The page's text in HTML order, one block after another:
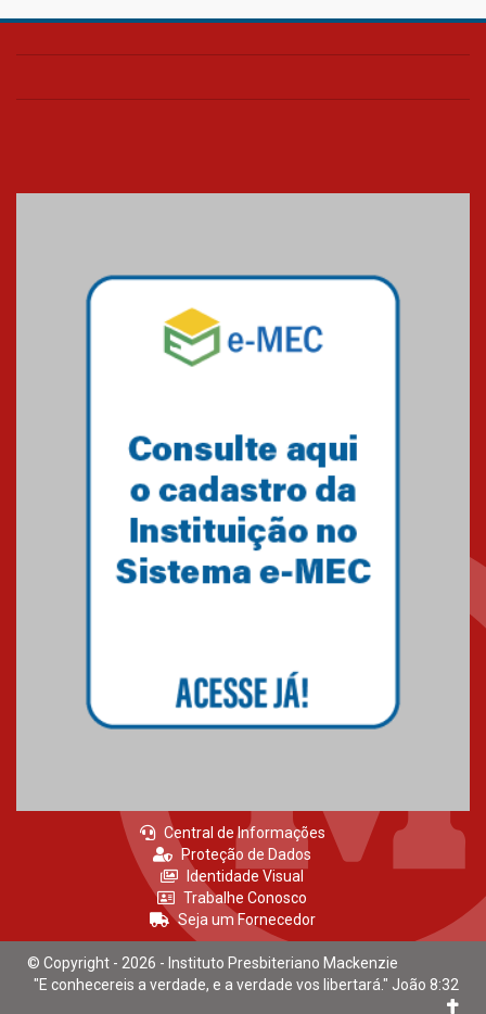
Central de Informações
Proteção de Dados
Identidade Visual
Trabalhe Conosco
Seja um Fornecedor
© Copyright - 2026 - Instituto Presbiteriano Mackenzie
"E conhecereis a verdade, e a verdade vos libertará." João 8:32